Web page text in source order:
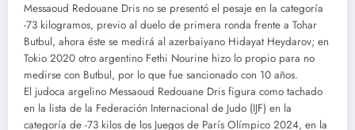
Messaoud Redouane Dris no se presentó el pesaje en la categoría
-73 kilogramos, previo al duelo de primera ronda frente a Tohar
Butbul, ahora éste se medirá al azerbaiyano Hidayat Heydarov; en
Tokio 2020 otro argentino Fethi Nourine hizo lo propio para no
medirse con Butbul, por lo que fue sancionado con 10 años.
El judoca argelino Messaoud Redouane Dris figura como tachado
en la lista de la Federación Internacional de Judo (IJF) en la
categoría de -73 kilos de los Juegos de París Olímpico 2024, en la